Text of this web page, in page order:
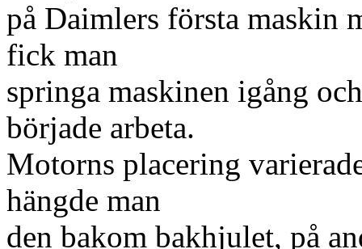
på Daimlers första maskin
fick man
springa maskinen igång
började arbeta.
Motorns placering
hängde man
den bakom bakhjulet, på